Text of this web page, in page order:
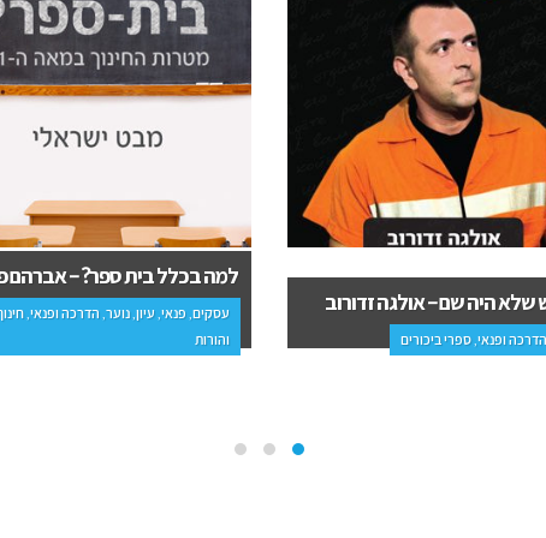
שלא היה שם – אולגה זדורוב
הדרכה ופנאי, ספרי ביכורים
למה בכלל בית ספר? – אברהם
עסקים, פנאי, עיון, נוער, הדרכה ופנאי,
והורות